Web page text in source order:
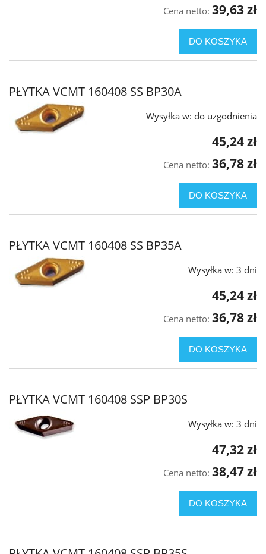
Cena netto: 39,63 zł
DO KOSZYKA
PŁYTKA VCMT 160408 SS BP30A
Wysyłka w: do uzgodnienia
45,24 zł
Cena netto: 36,78 zł
DO KOSZYKA
PŁYTKA VCMT 160408 SS BP35A
Wysyłka w: 3 dni
45,24 zł
Cena netto: 36,78 zł
DO KOSZYKA
PŁYTKA VCMT 160408 SSP BP30S
Wysyłka w: 3 dni
47,32 zł
Cena netto: 38,47 zł
DO KOSZYKA